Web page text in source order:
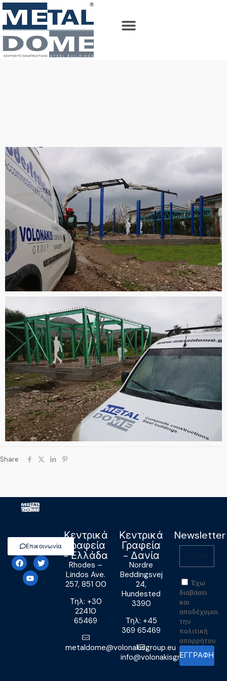
Share
Επικοινωνία
Κεντρικά
Γραφεία
- Ελλάδα
Rhodes –
Lindos Ave.
257, 851 00
Τηλ: +30
22410
65469
metaldome@volonakisgroup.eu
Κεντρικά
Γραφεία
- Δανία
Nordre
Beddingsvej
24,
Hundested
3390
Τηλ: +45
369 65469
info@volonakisgroup.eu
Newsletter
Έχω
διαβάσει
και
αποδέχομαι
την
πολιτική
απορρήτου.
ΕΓΓΡΑΦΗ